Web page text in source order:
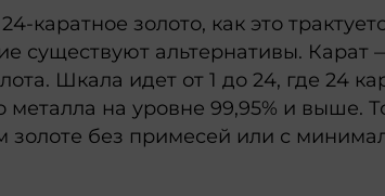
каратное золото, как это
существуют альтернативы. Карат
Шкала идет от 1 до 24, где 24
на уровне 99,95% и выше.
золоте без примесей или с